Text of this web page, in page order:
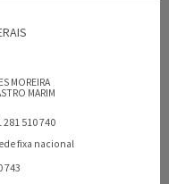
MOREIRA
MARIM
281 510 740
fixa nacional
743